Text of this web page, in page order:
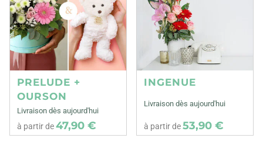
PRELUDE +
OURSON
Livraison dès aujourd'hui
à partir de47,90 €
INGENUE
Livraison dès aujourd'hui
à partir de53,90 €